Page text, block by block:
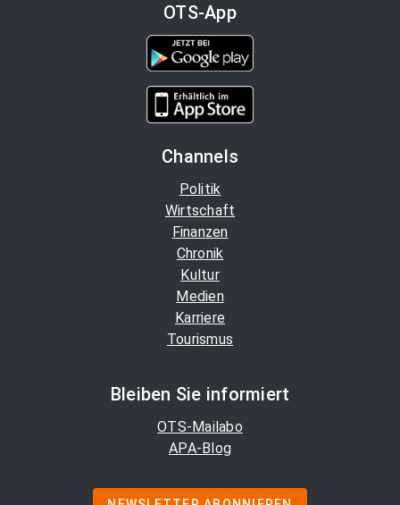
OTS-App
Channels
Politik
Wirtschaft
Finanzen
Chronik
Kultur
Medien
Karriere
Tourismus
Bleiben Sie informiert
OTS-Mailabo
APA-Blog